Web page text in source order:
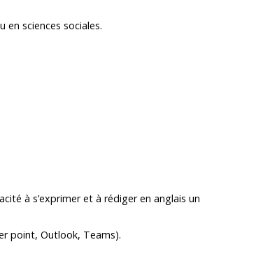
en sciences sociales.
à s’exprimer et à rédiger en anglais un
point, Outlook, Teams).